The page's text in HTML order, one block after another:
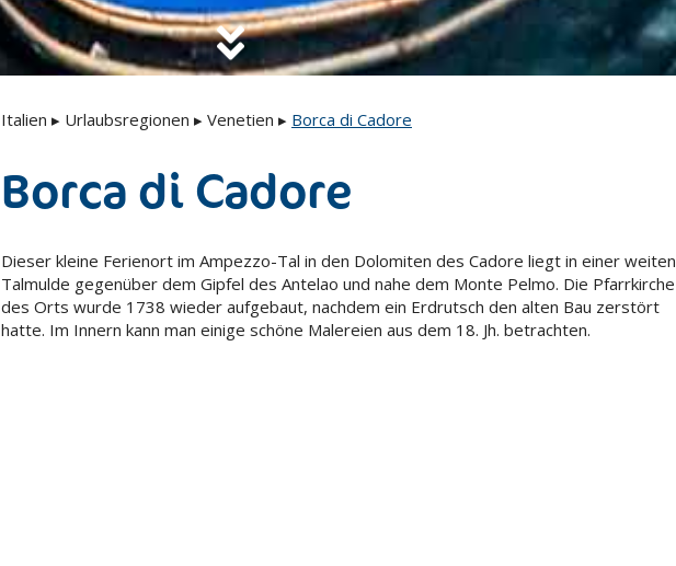
Italien ▸ Urlaubsregionen ▸ Venetien ▸ Borca di Cadore
Borca di Cadore
Dieser kleine Ferienort im Ampezzo-Tal in den Dolomiten des Cadore liegt in einer weiten
Talmulde gegenüber dem Gipfel des Antelao und nahe dem Monte Pelmo. Die Pfarrkirche
des Orts wurde 1738 wieder aufgebaut, nachdem ein Erdrutsch den alten Bau zerstört
hatte. Im Innern kann man einige schöne Malereien aus dem 18. Jh. betrachten.